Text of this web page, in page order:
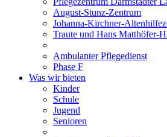
August-Stunz-Zentrum
Johanna-Kirchner-
Traute und Hans Matthöfer-
Ambulanter Pflegedienst
Phase F
Was wir bieten
Kinder
Schule
Jugend
Senioren